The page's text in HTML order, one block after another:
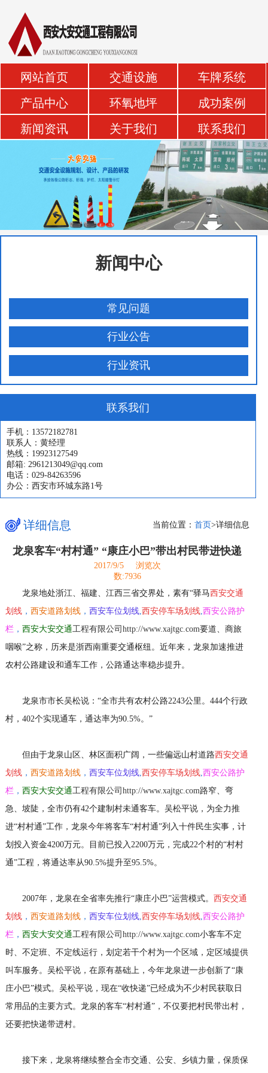
网站首页 交通设施 车牌系统
产品中心 环氧地坪 成功案例
新闻资讯 关于我们 联系我们
新闻中心
常见问题
行业公告
行业资讯
联系我们
手机：13572182781
联系人：黄经理
热线：19923127549
邮箱: 2961213049@qq.com
电话：029-84263596
办公：西安市环城东路1号
详细信息 当前位置：首页>详细信息
龙泉客车“村村通” “康庄小巴”带出村民带进快递
2017/9/5
浏览次
数:7936
龙泉地处浙江、福建、江西三省交界处，素有“驿马西安交通
划线， 西安道路划线， 西安车位划线,西安停车场划线,西安公路护
栏， 西安大安交通工程有限公司http://www.xajtgc.com要道、商旅
咽喉”之称，历来是浙西南重要交通枢纽。近年来，龙泉加速推进
农村公路建设和通车工作，公路通达率稳步提升。
龙泉市市长吴松说：“全市共有农村公路2243公里。444个行政
村，402个实现通车，通达率为90.5%。”
但由于龙泉山区、林区面积广阔，一些偏远山村道路西安交通
划线， 西安道路划线， 西安车位划线,西安停车场划线,西安公路护
栏， 西安大安交通工程有限公司http://www.xajtgc.com路窄、弯
急、坡陡，全市仍有42个建制村未通客车。吴松平说，为全力推
进“村村通”工作，龙泉今年将客车“村村通”列入十件民生实事，计
划投入资金4200万元。目前已投入2200万元，完成22个村的“村村
通”工程，将通达率从90.5%提升至95.5%。
2007年，龙泉在全省率先推行“康庄小巴”运营模式。 西安交通
划线， 西安道路划线， 西安车位划线,西安停车场划线,西安公路护
栏， 西安大安交通工程有限公司http://www.xajtgc.com小客车不定
时、不定班、不定线运行，划定若干个村为一个区域，定区域提供
叫车服务。吴松平说，在原有基础上，今年龙泉进一步创新了“康
庄小巴”模式。吴松平说，现在“收快递”已经成为不少村民获取日
常用品的主要方式。龙泉的客车“村村通”，不仅要把村民带出村，
还要把快递带进村。
接下来，龙泉将继续整合全市交通、公安、乡镇力量，保质保